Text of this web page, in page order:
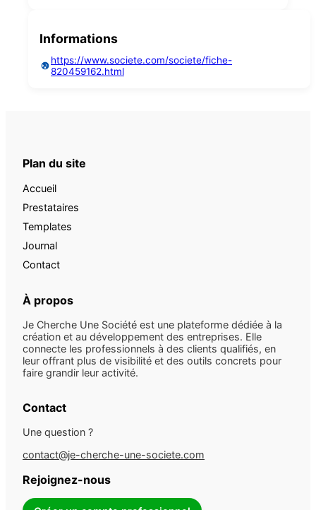
Informations
https://www.societe.com/societe/fiche-
820459162.html
Plan du site
Accueil
Prestataires
Templates
Journal
Contact
À propos
Je Cherche Une Société est une plateforme dédiée à la
création et au développement des entreprises. Elle
connecte les professionnels à des clients qualifiés, en
leur offrant plus de visibilité et des outils concrets pour
faire grandir leur activité.
Contact
Une question ?
contact@je-cherche-une-societe.com
Rejoignez-nous